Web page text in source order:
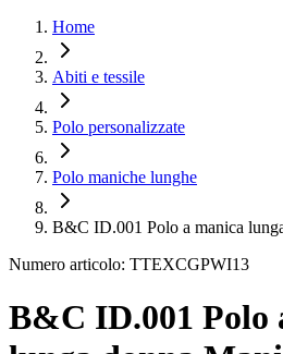
Home
Abiti e tessile
Polo personalizzate
Polo maniche lunghe
B&C ID.001 Polo a manica
Numero articolo: TTEXCGPWI13
B&C ID.001 Polo